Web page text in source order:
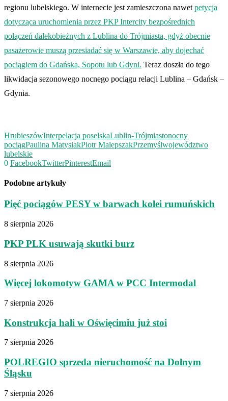
regionu lubelskiego. W internecie jest zamieszczona nawet petycja
dotycząca uruchomienia przez PKP Intercity bezpośrednich
połączeń dalekobieżnych z Lublina do Trójmiasta, gdyż obecnie
pasażerowie muszą przesiadać się w Warszawie, aby dojechać
pociągiem do Gdańska, Sopotu lub Gdyni. Teraz doszła do tego
likwidacja sezonowego nocnego pociągu relacji Lublina – Gdańsk –
Gdynia.
HrubieszówInterpelacja poselskaLublin-Trójmiastonocny
pociągPaulina MatysiakPiotr MalepszakPrzemyślwojewództwo
lubelskie
0 FacebookTwitterPinterestEmail
Podobne artykuły
Pięć pociągów PESY w barwach kolei rumuńskich
8 sierpnia 2026
PKP PLK usuwają skutki burz
8 sierpnia 2026
Więcej lokomotyw GAMA w PCC Intermodal
7 sierpnia 2026
Konstrukcja hali w Oświęcimiu już stoi
7 sierpnia 2026
POLREGIO sprzeda nieruchomość na Dolnym
Śląsku
7 sierpnia 2026